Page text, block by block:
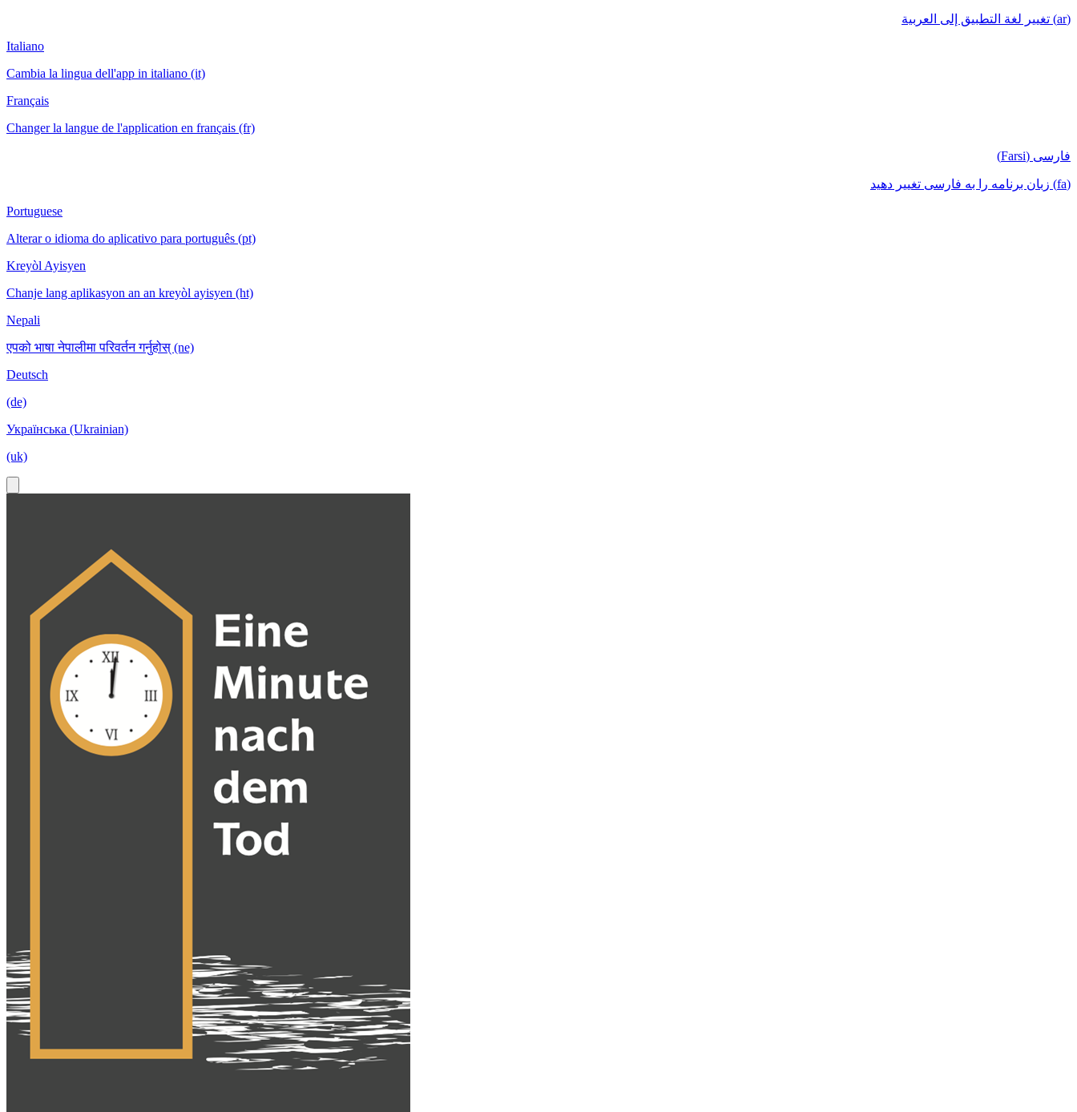
(ar) تغيير لغة التطبيق إلى العربية
Italiano
Cambia la lingua dell'app in italiano (it)
Français
Changer la langue de l'application en français (fr)
فارسی (Farsi)
(fa) زبان برنامه را به فارسی تغییر دهید
Portuguese
Alterar o idioma do aplicativo para português (pt)
Kreyòl Ayisyen
Chanje lang aplikasyon an an kreyòl ayisyen (ht)
Nepali
एपको भाषा नेपालीमा परिवर्तन गर्नुहोस् (ne)
Deutsch
(de)
Українська (Ukrainian)
(uk)